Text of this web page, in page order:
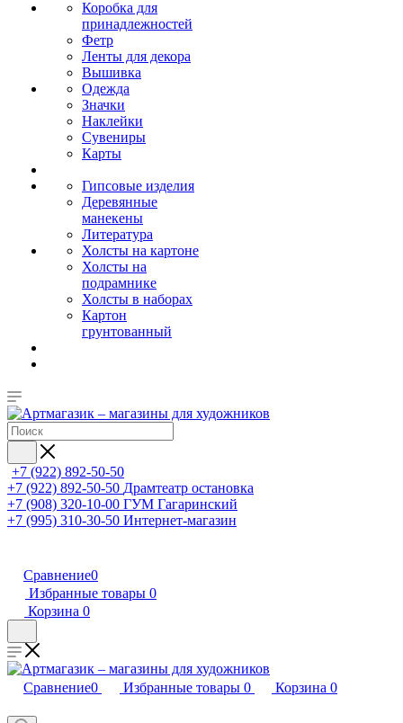
Коробка для
принадлежностей
Фетр
Ленты для декора
Вышивка
Одежда
Значки
Наклейки
Сувениры
Карты
Гипсовые изделия
Деревянные
манекены
Литература
Холсты на картоне
Холсты на
подрамнике
Холсты в наборах
Картон
грунтованный
+7 (922) 892-50-50
+7 (922) 892-50-50 Драмтеатр остановка
+7 (908) 320-10-00 ГУМ Гагаринский
+7 (995) 310-30-50 Интернет-магазин
Сравнение0
Избранные товары 0
Корзина 0
Сравнение0 Избранные товары 0 Корзина 0